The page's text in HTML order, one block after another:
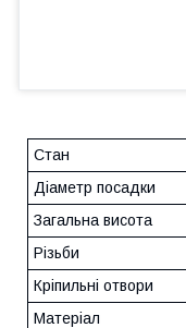
Стан
Діаметр посадки
Загальна висота
Різьби
Кріпильні отвори
Матеріал